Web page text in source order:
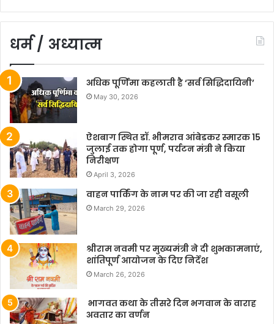
धर्म / अध्यात्म
अधिक पूर्णिमा कहलाती है ‘सर्व सिद्धिदायिनी’
May 30, 2026
ऐशबाग स्थित डॉ. भीमराव आंबेडकर स्मारक 15
जुलाई तक होगा पूर्ण, पर्यटन मंत्री ने किया
निरीक्षण
April 3, 2026
वाहन पार्किंग के नाम पर की जा रही वसूली
March 29, 2026
श्रीराम नवमी पर मुख्यमंत्री ने दी शुभकामनाएं,
शांतिपूर्ण आयोजन के दिए निर्देश
March 26, 2026
भागवत कथा के तीसरे दिन भगवान के वाराह
अवतार का वर्णन